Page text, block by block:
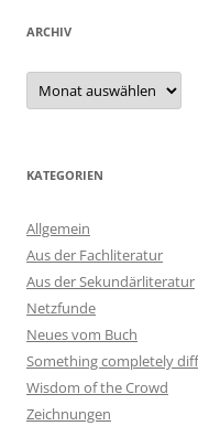
ARCHIV
Archiv
KATEGORIEN
Allgemein
Aus der Fachliteratur
Aus der Sekundärliteratur
Netzfunde
Neues vom Buch
Something completely
Wisdom of the Crowd
Zeichnungen